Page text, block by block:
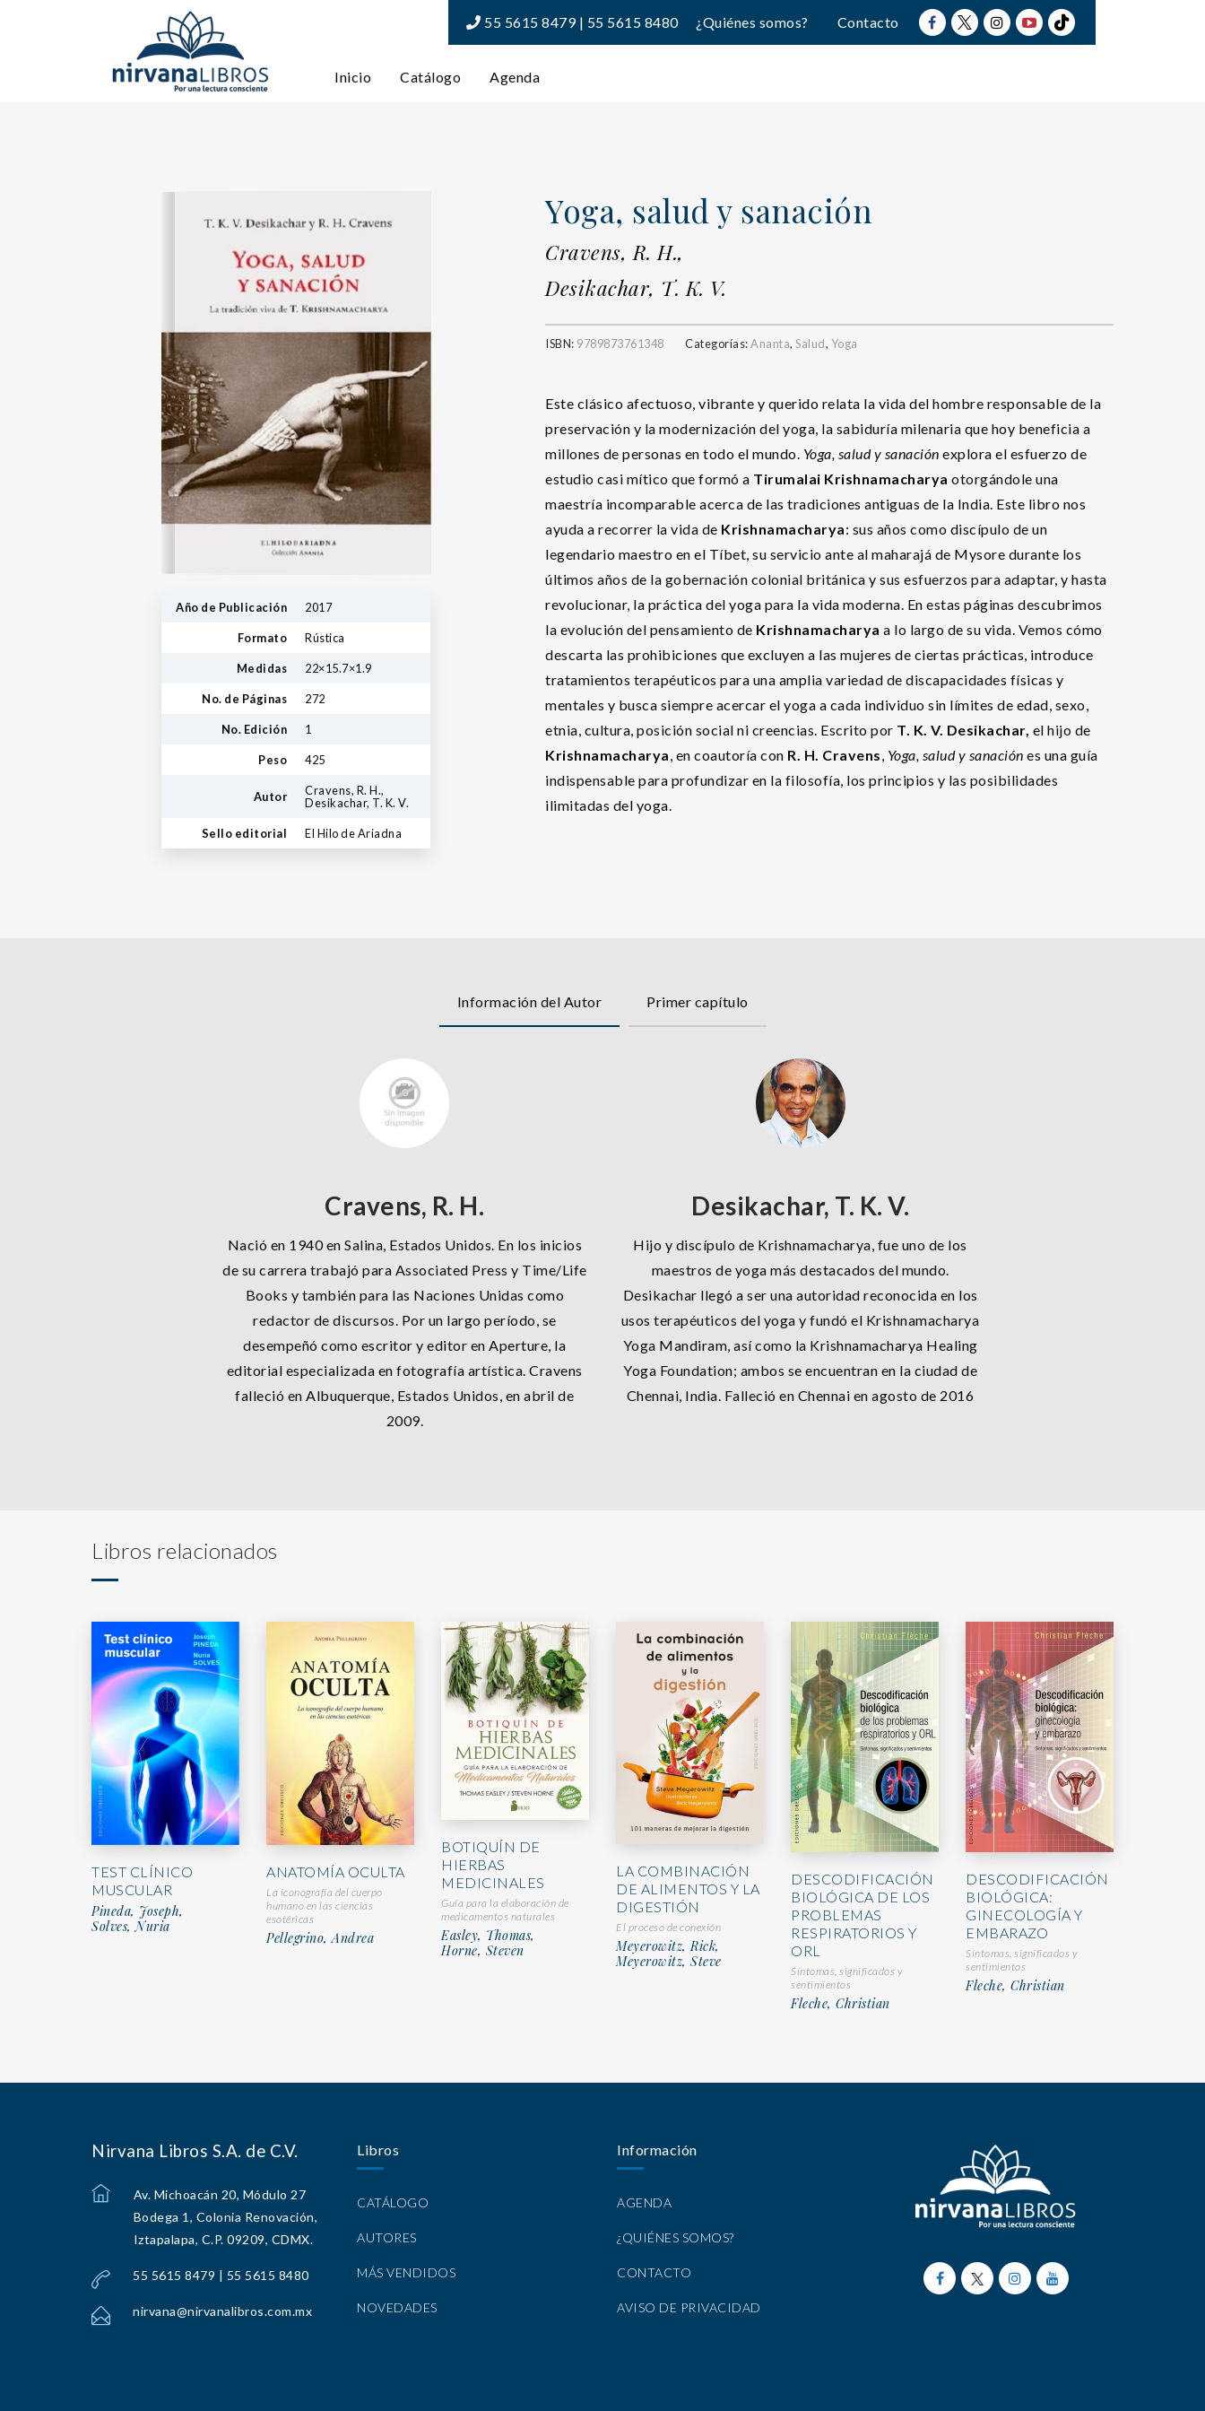
55 5615 8479 | 55 5615 8480 ¿Quiénes somos? Contacto
Inicio Catálogo Agenda
Año de Publicación 2017
Formato Rústica
Medidas 22×15.7×1.9
No. de Páginas 272
No. Edición 1
Peso 425
Autor
Cravens, R. H.,
Desikachar, T. K. V.
Sello editorial El Hilo de Ariadna
Yoga, salud y sanación
Cravens, R. H.,
Desikachar, T. K. V.
ISBN: 9789873761348 Categorías:Ananta, Salud, Yoga
Este clásico afectuoso, vibrante y querido relata la vida del hombre responsable de la
preservación y la modernización del yoga, la sabiduría milenaria que hoy beneficia a
millones de personas en todo el mundo. Yoga, salud y sanación explora el esfuerzo de
estudio casi mítico que formó a Tirumalai Krishnamacharya otorgándole una
maestría incomparable acerca de las tradiciones antiguas de la India. Este libro nos
ayuda a recorrer la vida de Krishnamacharya: sus años como discípulo de un
legendario maestro en el Tíbet, su servicio ante al maharajá de Mysore durante los
últimos años de la gobernación colonial británica y sus esfuerzos para adaptar, y hasta
revolucionar, la práctica del yoga para la vida moderna. En estas páginas descubrimos
la evolución del pensamiento de Krishnamacharya a lo largo de su vida. Vemos cómo
descarta las prohibiciones que excluyen a las mujeres de ciertas prácticas, introduce
tratamientos terapéuticos para una amplia variedad de discapacidades físicas y
mentales y busca siempre acercar el yoga a cada individuo sin límites de edad, sexo,
etnia, cultura, posición social ni creencias. Escrito por T. K. V. Desikachar, el hijo de
Krishnamacharya, en coautoría con R. H. Cravens, Yoga, salud y sanación es una guía
indispensable para profundizar en la filosofía, los principios y las posibilidades
ilimitadas del yoga.
Información del Autor Primer capítulo
Cravens, R. H.
Nació en 1940 en Salina, Estados Unidos. En los inicios
de su carrera trabajó para Associated Press y Time/Life
Books y también para las Naciones Unidas como
redactor de discursos. Por un largo período, se
desempeñó como escritor y editor en Aperture, la
editorial especializada en fotografía artística. Cravens
falleció en Albuquerque, Estados Unidos, en abril de
2009.
Desikachar, T. K. V.
Hijo y discípulo de Krishnamacharya, fue uno de los
maestros de yoga más destacados del mundo.
Desikachar llegó a ser una autoridad reconocida en los
usos terapéuticos del yoga y fundó el Krishnamacharya
Yoga Mandiram, así como la Krishnamacharya Healing
Yoga Foundation; ambos se encuentran en la ciudad de
Chennai, India. Falleció en Chennai en agosto de 2016
Libros relacionados
TEST CLÍNICO
MUSCULAR
Pineda, Joseph,
Solves, Nuria
ANATOMÍA OCULTA
La iconografía del cuerpo
humano en las ciencias
esotéricas
Pellegrino, Andrea
BOTIQUÍN DE
HIERBAS
MEDICINALES
Guía para la elaboración de
medicamentos naturales
Easley, Thomas,
Horne, Steven
LA COMBINACIÓN
DE ALIMENTOS Y LA
DIGESTIÓN
El proceso de conexión
Meyerowitz, Rick,
Meyerowitz, Steve
DESCODIFICACIÓN
BIOLÓGICA DE LOS
PROBLEMAS
RESPIRATORIOS Y
ORL
Síntomas, significados y
sentimientos
Fleche, Christian
DESCODIFICACIÓN
BIOLÓGICA:
GINECOLOGÍA Y
EMBARAZO
Síntomas, significados y
sentimientos
Fleche, Christian
Nirvana Libros S.A. de C.V.
Av. Michoacán 20, Módulo 27
Bodega 1, Colonia Renovación,
Iztapalapa, C.P. 09209, CDMX.
55 5615 8479 | 55 5615 8480
nirvana@nirvanalibros.com.mx
Libros
CATÁLOGO
AUTORES
MÁS VENDIDOS
NOVEDADES
Información
AGENDA
¿QUIÉNES SOMOS?
CONTACTO
AVISO DE PRIVACIDAD